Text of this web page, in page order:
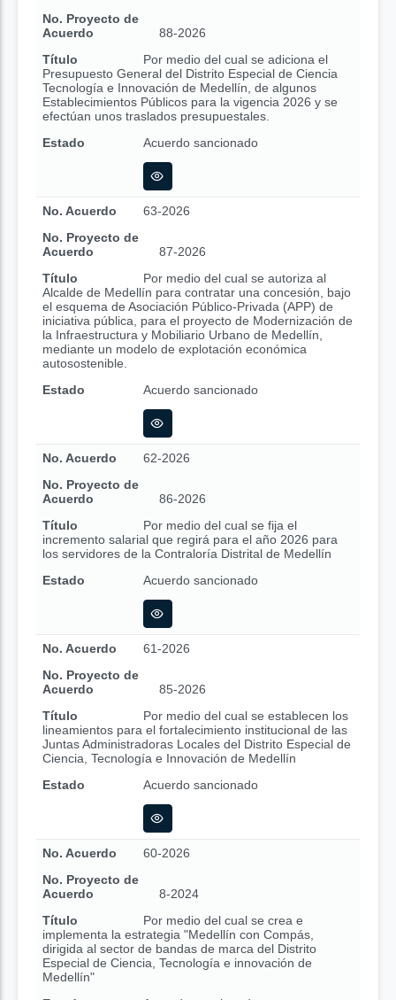
No. Proyecto de
Acuerdo
88-2026
Título
Por medio del cual se adiciona el
Presupuesto General del Distrito Especial de Ciencia
Tecnología e Innovación de Medellín, de algunos
Establecimientos Públicos para la vigencia 2026 y se
efectúan unos traslados presupuestales.
Estado
Acuerdo sancionado
No. Acuerdo
63-2026
No. Proyecto de
Acuerdo
87-2026
Título
Por medio del cual se autoriza al
Alcalde de Medellín para contratar una concesión, bajo
el esquema de Asociación Público-Privada (APP) de
iniciativa pública, para el proyecto de Modernización de
la Infraestructura y Mobiliario Urbano de Medellín,
mediante un modelo de explotación económica
autosostenible.
Estado
Acuerdo sancionado
No. Acuerdo
62-2026
No. Proyecto de
Acuerdo
86-2026
Título
Por medio del cual se fija el
incremento salarial que regirá para el año 2026 para
los servidores de la Contraloría Distrital de Medellín
Estado
Acuerdo sancionado
No. Acuerdo
61-2026
No. Proyecto de
Acuerdo
85-2026
Título
Por medio del cual se establecen los
lineamientos para el fortalecimiento institucional de las
Juntas Administradoras Locales del Distrito Especial de
Ciencia, Tecnología e Innovación de Medellín
Estado
Acuerdo sancionado
No. Acuerdo
60-2026
No. Proyecto de
Acuerdo
8-2024
Título
Por medio del cual se crea e
implementa la estrategia "Medellín con Compás,
dirigida al sector de bandas de marca del Distrito
Especial de Ciencia, Tecnología e innovación de
Medellín"